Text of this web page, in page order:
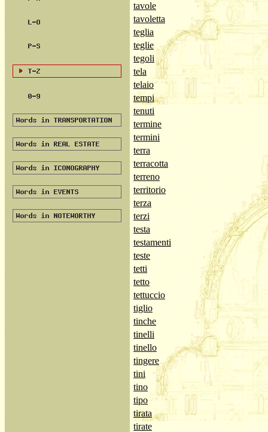
tavole
tavoletta
teglia
teglie
tegoli
tela
telaio
tempi
tenuti
termine
termini
terra
terracotta
terreno
territorio
terza
terzi
testa
testamenti
teste
tetti
tetto
tettuccio
tiglio
tinche
tinelli
tinello
tingere
tini
tino
tipo
tirata
tirate